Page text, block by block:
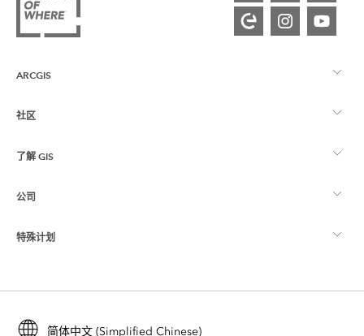
ARCGIS
ArcGIS 概览
制图
社区
Esri 社区
ArcGIS 博客
了解 GIS
什么是 GIS？
位置智能
培训
公司
关于 Esri
招贤纳士
特殊计划
ArcGIS for Student Use
简体中文 (Simplified Chinese)